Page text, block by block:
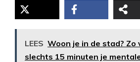
LEES Woon je in de stad? Zo
slechts 15 minuten je